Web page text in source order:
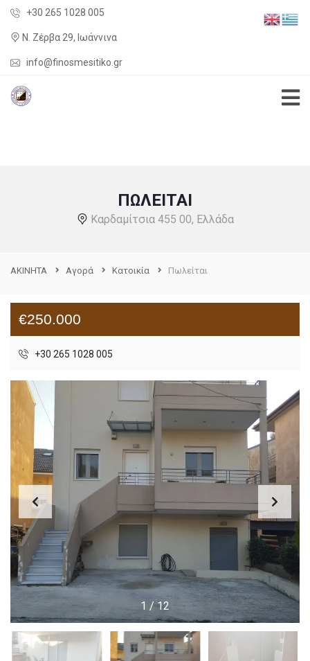
+30 265 1028 005
Ν. Ζέρβα 29, Ιωάννινα
info@finosmesitiko.gr
ΠΩΛΕΊΤΑΙ
Καρδαμίτσια 455 00, Ελλάδα
ΑΚΙΝΗΤΑ Αγορά Kατοικία Πωλείται
€250.000
+30 265 1028 005
1 /12